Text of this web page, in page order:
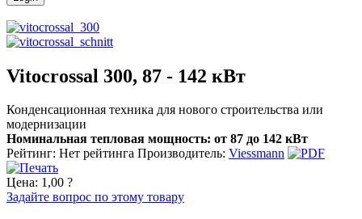
Vitocrossal 300, 87 - 142 кВт
Конденсационная техника для нового строительства или
модернизации
Номинальная тепловая мощность: от 87 до 142 кВт
Рейтинг: Нет рейтинга Производитель: Viessmann
Цена: 1,00 ?
Задайте вопрос по этому товару